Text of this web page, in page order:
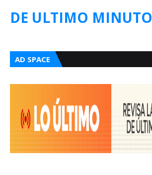
DE ULTIMO MINUTO
AD SPACE